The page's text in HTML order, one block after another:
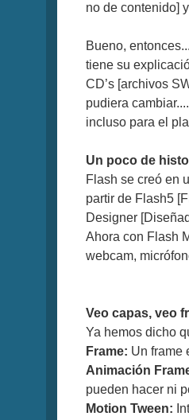
no de contenido]
Bueno,
tiene su
CD’s [archivos
pudiera
incluso para el
Un poco de
Flash se creó en
partir de Flash5
Designer
Ahora con Flash
webcam,
Veo capas, veo
Ya hemos dicho
Frame: Un frame
Animación
pueden hacer ni
Motion Tween: